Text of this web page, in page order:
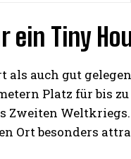
ein Tiny
als auch gut
Platz für bis
Zweiten
Ort besonders